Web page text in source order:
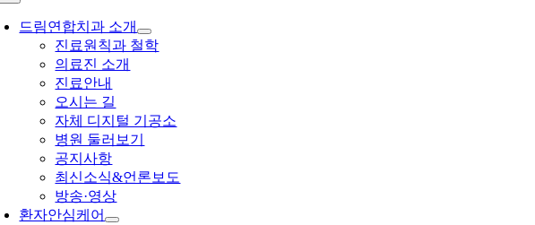
드림연합치과 소개
진료원칙과 철학
의료진 소개
진료안내
오시는 길
자체 디지털 기공소
병원 둘러보기
공지사항
최신소식&언론보도
방송·영상
환자안심케어